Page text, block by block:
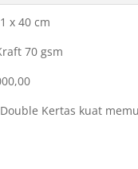
x 40 cm
70 gsm
Kertas kuat